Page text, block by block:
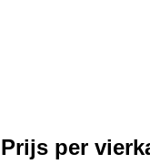
Prijs per